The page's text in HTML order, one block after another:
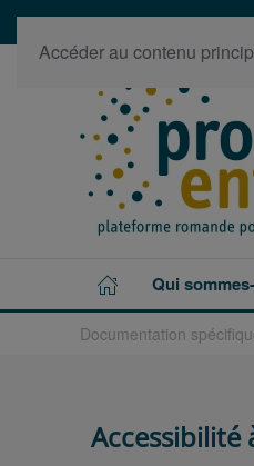
Accéder au contenu
Qui
Documentation
Accessibilité